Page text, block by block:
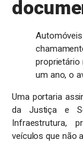
proprietário
um ano, o
Uma portaria
da Justiça e
Infraestrutura,
veículos que não